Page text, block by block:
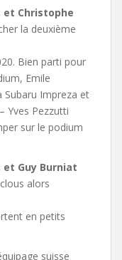
et Christophe
la deuxième
Bien parti pour
Emile
Impreza et
Yves Pezzutti
sur le podium
et Guy Burniat
alors
en petits
suisse